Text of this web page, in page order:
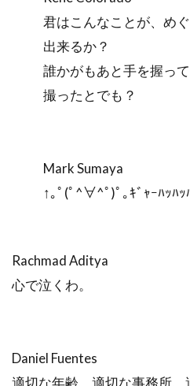
君はこんなことが、め
出来るか？
誰かがもあと手を握っ
撮ったとでも？
Mark Sumaya
↑｡ﾟ(ﾟ^∀^ﾟ)ﾟ｡ｷﾞｬｰﾊｯﾊｯ
Rachmad Aditya
心で泣くわ。
Daniel Fuentes
適切な年齢、適切な事務所、